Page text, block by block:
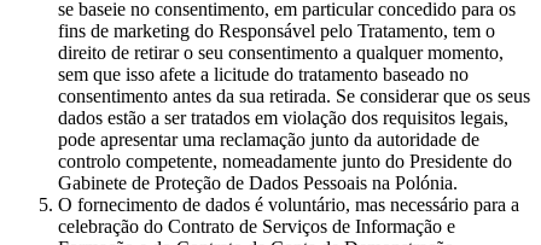
se baseie no consentimento, em particular concedido para os
fins de marketing do Responsável pelo Tratamento, tem o
direito de retirar o seu consentimento a qualquer momento,
sem que isso afete a licitude do tratamento baseado no
consentimento antes da sua retirada. Se considerar que os seus
dados estão a ser tratados em violação dos requisitos legais,
pode apresentar uma reclamação junto da autoridade de
controlo competente, nomeadamente junto do Presidente do
Gabinete de Proteção de Dados Pessoais na Polónia.
O fornecimento de dados é voluntário, mas necessário para a
celebração do Contrato de Serviços de Informação e